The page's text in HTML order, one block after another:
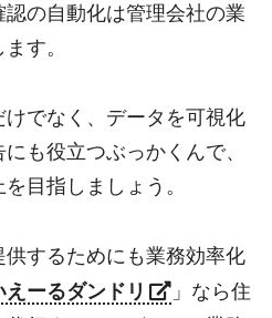
の自動化は管理会社の業
す。
でなく、データを可視化
も役立つぶっかくんで、
目指しましょう。
するためにも業務効率化
えーるダンドリ
」なら住